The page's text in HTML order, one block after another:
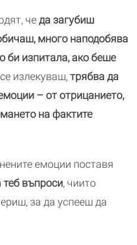
света
възползват от
мен сексуално
чеда загубиш
много наподобява
би изпитала, ако беше
излекуваш,трябва да
– от отрицанието,
на фактите
емоции поставя
въпроси, чиито
за да успееш да